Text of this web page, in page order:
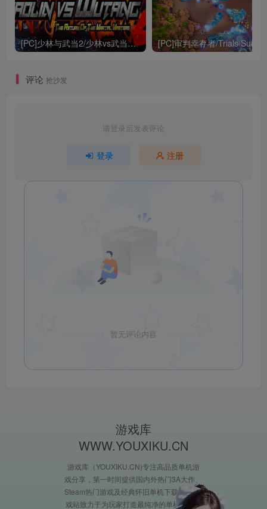
[PC]少林与武当2/少林vs武当2/Shaolin vs Wutang 2 [PC]审判幸存者/Trials
评论 抢沙发
请登录后发表评论
登录 注册
暂无评论内容
游戏库
WWW.YOUXIKU.CN
游戏库（YOUXIKU.CN)专注高品质单机游
戏分享，第一时间提供国内外热门3A大作、
Steam热门游戏及经典怀旧单机下载。XX游
戏站致力于为玩家打造最纯净的单机游戏环